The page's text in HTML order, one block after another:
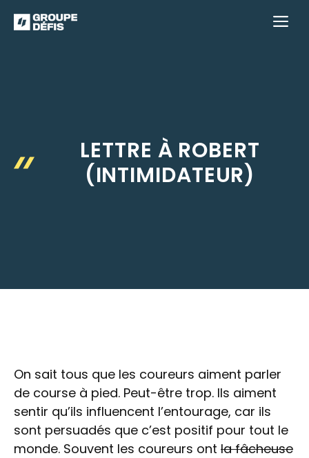
au
LETTRE À ROBERT
(INTIMIDATEUR)
On sait tous que les coureurs aiment parler
de course à pied. Peut-être trop. Ils aiment
sentir qu’ils influencent l’entourage, car ils
sont persuadés que c’est positif pour tout le
monde. Souvent les coureurs ont la fâcheuse